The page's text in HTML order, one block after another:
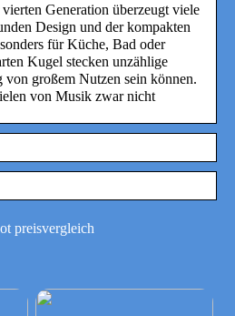
Generation überzeugt viele
Design und der kompakten
für Küche, Bad oder
Kugel stecken unzählige
großem Nutzen sein können.
von Musik zwar nicht
preisvergleich